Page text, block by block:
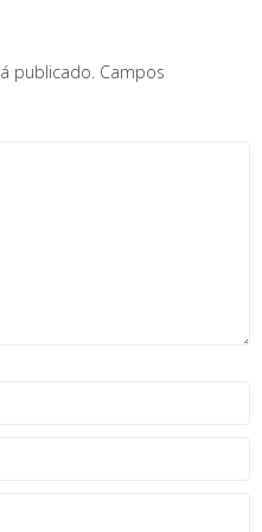
publicado. Campos